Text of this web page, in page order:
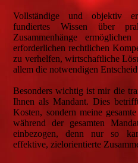
Vollständige und objektiv
fundiertes Wissen über
Zusammenhänge
erforderlichen rechtlichen
zu verhelfen, wirtschaftliche
allem die notwendigen
Besonders wichtig ist mir die
Ihnen als Mandant. Dies
Kosten, sondern meine
während der gesamten
einbezogen, denn nur so
effektive, zielorientierte